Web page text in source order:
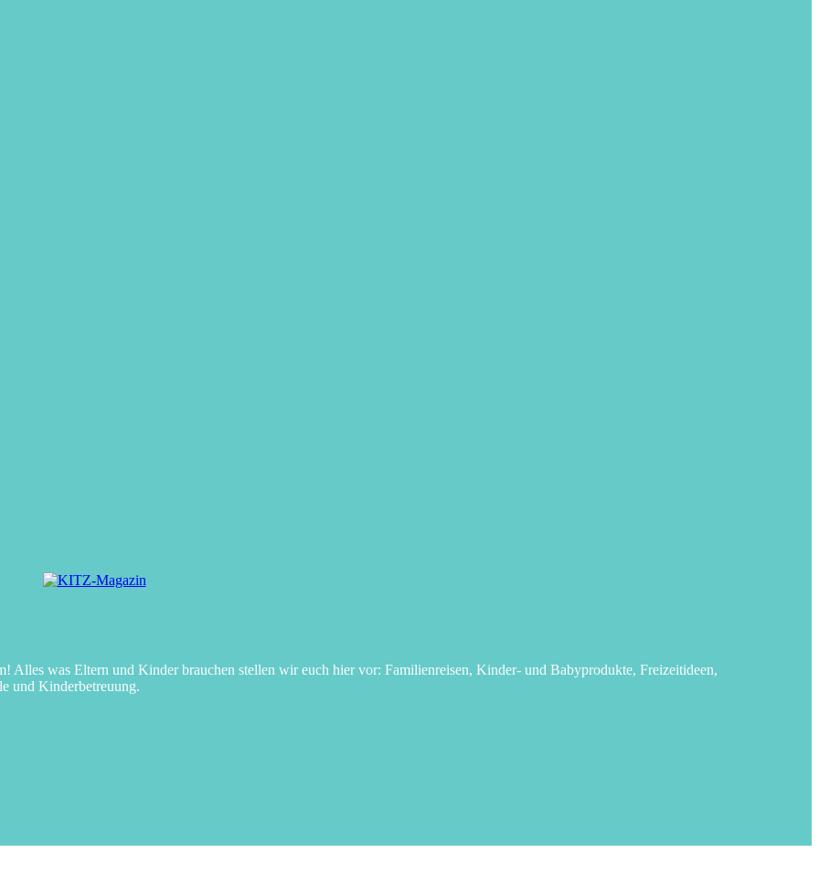
was Eltern und Kinder brauchen stellen wir euch hier vor: Familienreisen, Kinder- und Babyprodukte, Freizeitideen,
und Kinderbetreuung.